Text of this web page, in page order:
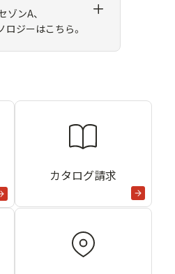
ゾンA、
ロジーはこちら。
カタログ請求